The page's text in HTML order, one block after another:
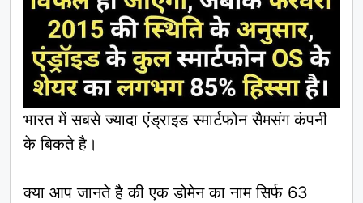
भारत में सबसे ज्यादा एंड्राइड स्मार्टफोन सैमसंग कंपनी
के बिकते है।
क्या आप जानते है की एक डोमेन का नाम सिर्फ 63